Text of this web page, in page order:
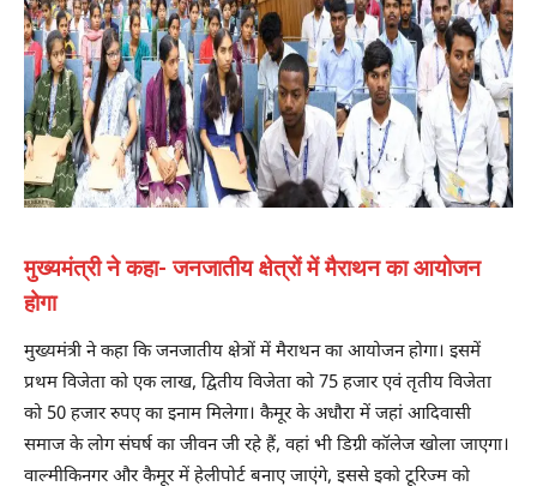
मुख्यमंत्री ने कहा- जनजातीय क्षेत्रों में मैराथन का आयोजन
होगा
मुख्यमंत्री ने कहा कि जनजातीय क्षेत्रों में मैराथन का आयोजन होगा। इसमें
प्रथम विजेता को एक लाख, द्वितीय विजेता को 75 हजार एवं तृतीय विजेता
को 50 हजार रुपए का इनाम मिलेगा। कैमूर के अधौरा में जहां आदिवासी
समाज के लोग संघर्ष का जीवन जी रहे हैं, वहां भी डिग्री कॉलेज खोला जाएगा।
वाल्मीकिनगर और कैमूर में हेलीपोर्ट बनाए जाएंगे, इससे इको टूरिज्म को